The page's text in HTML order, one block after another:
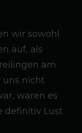
wir sowohl
auf, als
am
uns nicht
waren es
definitiv Lust